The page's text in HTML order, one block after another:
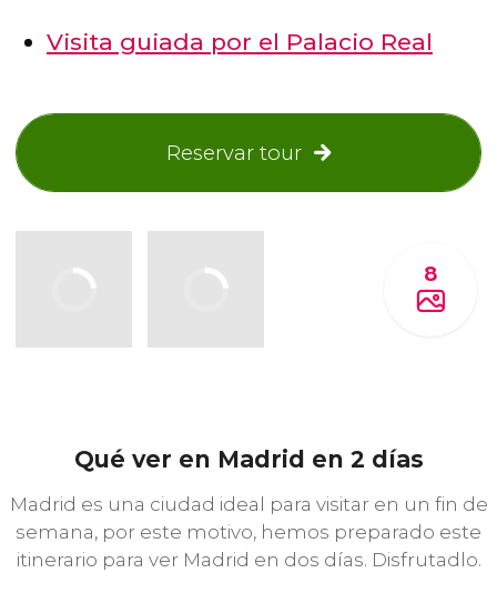
Visita guiada por el Palacio Real
Reservar tour
8
Qué ver en Madrid en 2 días
Madrid es una ciudad ideal para visitar en un fin de
semana, por este motivo, hemos preparado este
itinerario para ver Madrid en dos días. Disfrutadlo.